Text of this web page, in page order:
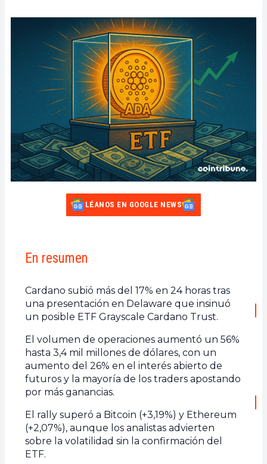
LÉANOS EN GOOGLE NEWS
En resumen
Cardano subió más del 17% en 24 horas tras
una presentación en Delaware que insinuó
un posible ETF Grayscale Cardano Trust.
El volumen de operaciones aumentó un 56%
hasta 3,4 mil millones de dólares, con un
aumento del 26% en el interés abierto de
futuros y la mayoría de los traders apostando
por más ganancias.
El rally superó a Bitcoin (+3,19%) y Ethereum
(+2,07%), aunque los analistas advierten
sobre la volatilidad sin la confirmación del
ETF.